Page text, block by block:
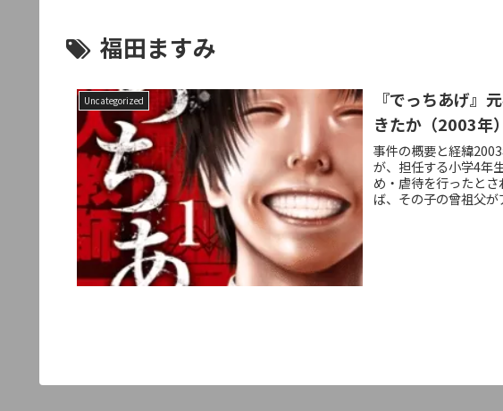
福田ますみ
Uncategorized
『でっちあげ』
きたか（2003年）
事件の概要と経緯
が、担任する小学4年
め・虐待を行ったと
ば、その子の曾祖父